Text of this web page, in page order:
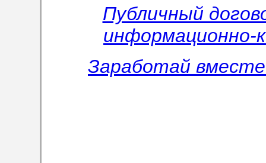
Публичный
информационно-
Заработай